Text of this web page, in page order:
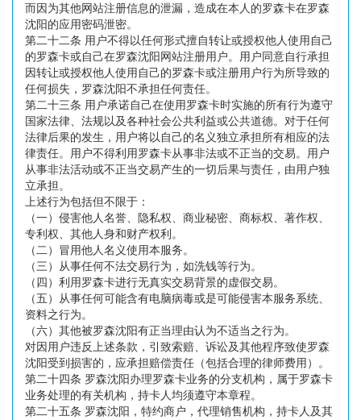
而因为其他网站注册信息的泄漏，造成在本人的罗森卡在罗森
沈阳的应用密码泄密。
第二十二条 用户不得以任何形式擅自转让或授权他人使用自己
的罗森卡或自己在罗森沈阳网站注册用户。用户同意自行承担
因转让或授权他人使用自己的罗森卡或注册用户行为所导致的
任何损失，罗森沈阳不承担任何责任。
第二十三条 用户承诺自己在使用罗森卡时实施的所有行为遵守
国家法律、法规以及各种社会公共利益或公共道德。对于任何
法律后果的发生，用户将以自己的名义独立承担所有相应的法
律责任。用户不得利用罗森卡从事非法或不正当的交易。用户
从事非法活动或不正当交易产生的一切后果与责任，由用户独
立承担。
上述行为包括但不限于：
（一）侵害他人名誉、隐私权、商业秘密、商标权、著作权、
专利权、其他人身和财产权利。
（二）冒用他人名义使用本服务。
（三）从事任何不法交易行为，如洗钱等行为。
（四）利用罗森卡进行无真实交易背景的虚假交易。
（五）从事任何可能含有电脑病毒或是可能侵害本服务系统、
资料之行为。
（六）其他被罗森沈阳有正当理由认为不适当之行为。
对因用户违反上述条款，引致索赔、诉讼及其他程序致使罗森
沈阳受到损害的，应承担赔偿责任（包括合理的律师费用）。
第二十四条 罗森沈阳办理罗森卡业务的分支机构，属于罗森卡
业务处理的有关机构，持卡人均须遵守本章程。
第二十五条 罗森沈阳，特约商户，代理销售机构，持卡人及其